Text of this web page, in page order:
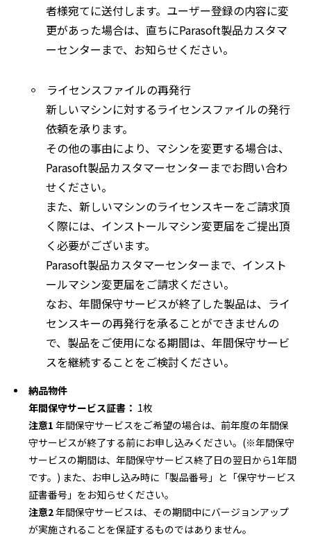
者様宛てに送付します。ユーザー登録の内容に変
更があった場合は、直ちにParasoft製品カスタマ
ーセンターまで、お知らせください。
ライセンスファイルの再発行
新しいマシンに対するライセンスファイルの発行
依頼を承ります。
その他の事由により、マシンを変更する場合は、
Parasoft製品カスタマーセンターまでお問い合わ
せください。
また、新しいマシンのライセンスキーをご請求頂
く際には、インストールマシン変更届をご提出頂
く必要がございます。
Parasoft製品カスタマーセンターまで、インスト
ールマシン変更届をご請求ください。
なお、年間保守サービスが終了した製品は、ライ
センスキーの再発行を承ることができませんの
で、製品をご使用になる期間は、年間保守サービ
スを継続することをご検討ください。
納品物件
年間保守サービス証書： 1枚
注意1 年間保守サービスをご希望の場合は、前年度の年間保
守サービスが終了する前にお申し込みください。(※年間保守
サービスの期間は、年間保守サービス終了日の翌日から1年間
です。) また、お申し込み時に「製品番号」と「保守サービス
証書番号」をお知らせください。
注意2年間保守サービスは、その期間中にバージョンアップ
が実施されることを保証するものではありません。